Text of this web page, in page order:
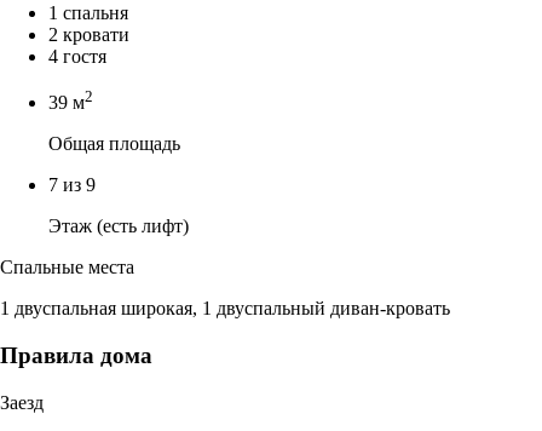
1 спальня
2 кровати
4 гостя
39 м2
Общая площадь
7 из 9
Этаж (есть лифт)
Спальные места
1 двуспальная широкая, 1 двуспальный диван-кровать
Правила дома
Заезд